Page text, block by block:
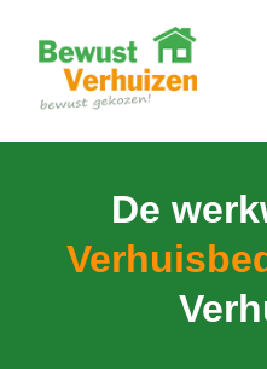
content
De